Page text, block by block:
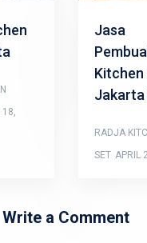
Jasa
Kitchen
Jakarta
RADJA
SET APRIL
Write a Comment